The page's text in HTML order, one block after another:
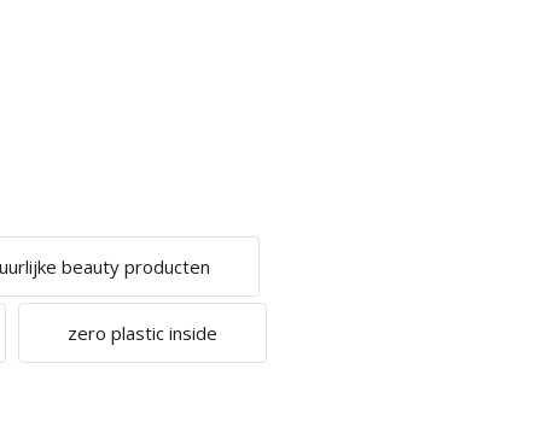
beauty producten
zero plastic inside